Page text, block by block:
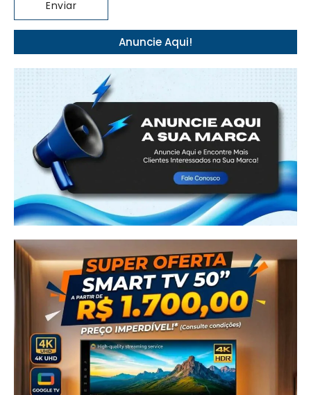
Anuncie Aqui!